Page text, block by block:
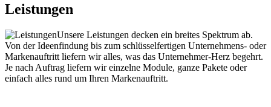
Leistungen
Unsere Leistungen decken ein breites Spektrum ab.
Von der Ideenfindung bis zum schlüsselfertigen Unternehmens- oder
Markenauftritt liefern wir alles, was das Unternehmer-Herz begehrt.
Je nach Auftrag liefern wir einzelne Module, ganze Pakete oder
einfach alles rund um Ihren Markenauftritt.